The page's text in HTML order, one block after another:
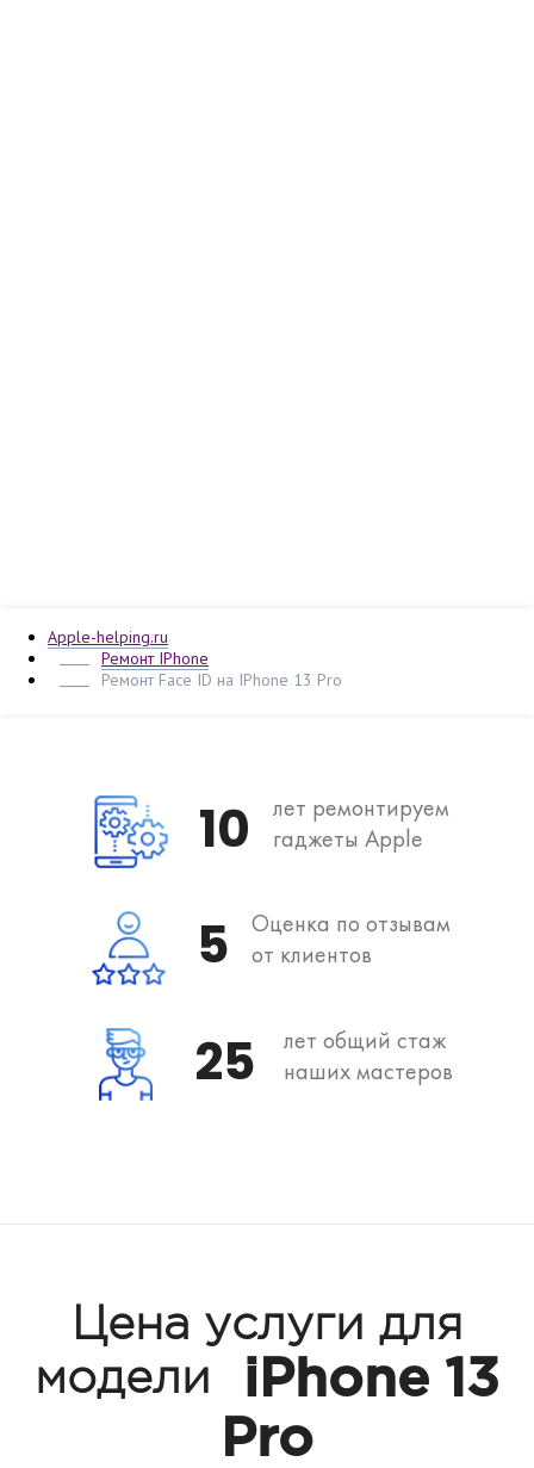
Apple-helping.ru
Ремонт IPhone
Ремонт Face ID на IPhone 13 Pro
10
лет ремонтируем
гаджеты Apple
5
Оценка по отзывам
от клиентов
25
лет общий стаж
наших мастеров
Цена услуги для
модели
iPhone 13
Pro